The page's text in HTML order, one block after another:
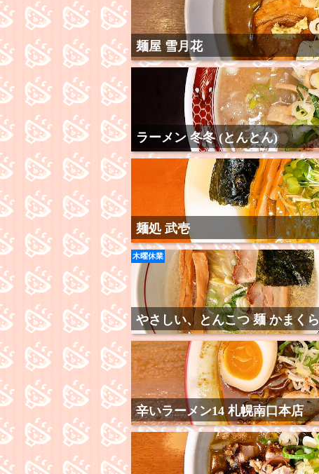
麺屋 雪月花
ラーメン 冬冬 (とんとん)
麺処 武壱
やさしい、とんこつ 麺 かまくら
木曜休業
辛いラーメン14 札幌南口本店